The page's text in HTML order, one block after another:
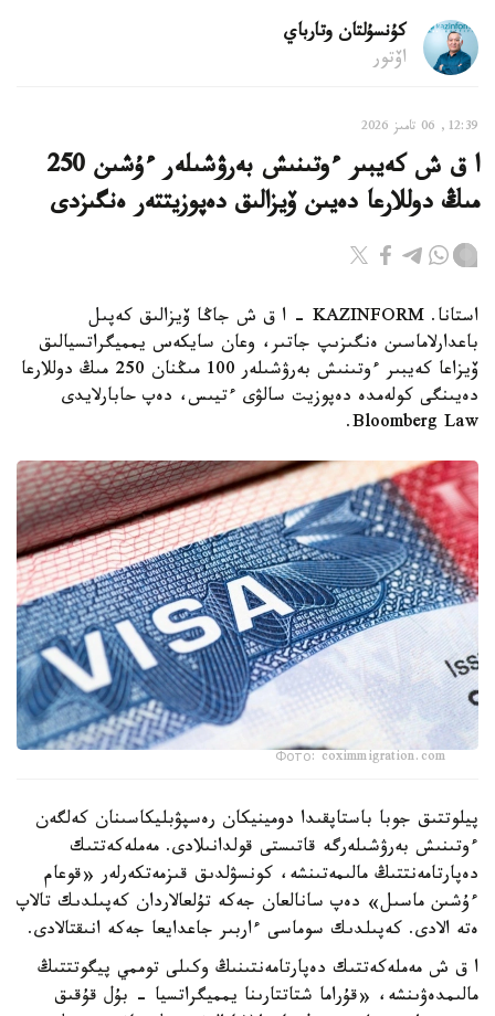
كۇنسۇلتان وتارباي
اۆتور
12:39, 06 تامىز 2026
ا ق ش كەيبىر ءوتىنىش بەرۋشىلەر ءۇشىن 250
مىڭ دوللارعا دەيىن ۆيزالىق دەپوزيتتەر ەنگىزدى
استانا. KAZINFORM – ا ق ش جاڭا ۆيزالىق كەپىل
باعدارلاماسىن ەنگىزىپ جاتىر، وعان سايكەس يمميگراتسيالىق
ۆيزاعا كەيبىر ءوتىنىش بەرۋشىلەر 100 مىڭنان 250 مىڭ دوللارعا
دەيىنگى كولەمدە دەپوزيت سالۋى ءتيىس، دەپ حابارلايدى
Bloomberg Law.
Фото: coximmigration.com
پيلوتتىق جوبا باستاپقىدا دومينيكان رەسپۋبليكاسىنان كەلگەن
ءوتىنىش بەرۋشىلەرگە قاتىستى قولدانىلادى. مەملەكەتتىك
دەپارتامەنتتىڭ مالىمەتىنشە، كونسۋلدىق قىزمەتكەرلەر «قوعام
ءۇشىن ماسىل» دەپ سانالعان جەكە تۇلعالاردان كەپىلدىك تالاپ
ەتە الادى. كەپىلدىك سوماسى ءاربىر جاعدايعا جەكە انىقتالادى.
ا ق ش مەملەكەتتىك دەپارتامەنتىنىڭ وكىلى توممي پيگوتتتىڭ
مالىمدەۋىنشە، «قۇراما شتاتتارىنا يمميگراتسيا - بۇل قۇقىق